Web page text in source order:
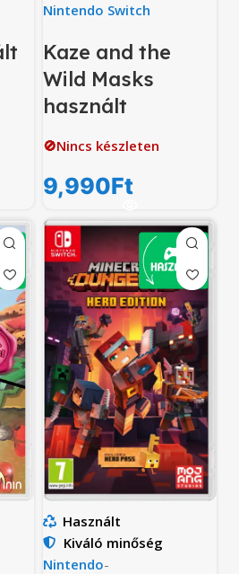
Nintendo Switch
Kaze and the
Wild Masks
használt
🚫Nincs készleten
9,990Ft
Használt
Kiváló minőség
Nintendo-